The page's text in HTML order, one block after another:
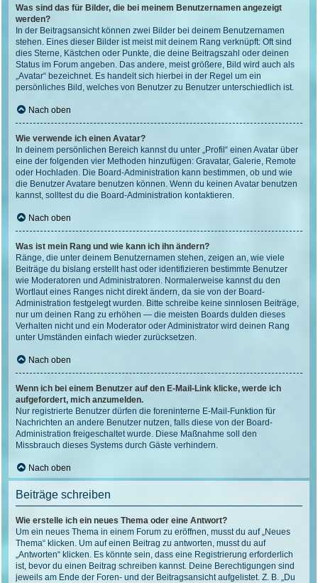
Was sind das für Bilder, die bei meinem Benutzernamen angezeigt
werden?
In der Beitragsansicht können zwei Bilder bei deinem Benutzernamen
stehen. Eines dieser Bilder ist meist mit deinem Rang verknüpft: Oft sind
dies Sterne, Kästchen oder Punkte, die deine Beitragszahl oder deinen
Status im Forum angeben. Das andere, meist größere, Bild wird auch als
„Avatar“ bezeichnet. Es handelt sich hierbei in der Regel um ein
persönliches Bild, welches von Benutzer zu Benutzer unterschiedlich ist.
Nach oben
Wie verwende ich einen Avatar?
In deinem persönlichen Bereich kannst du unter „Profil“ einen Avatar über
eine der folgenden vier Methoden hinzufügen: Gravatar, Galerie, Remote
oder Hochladen. Die Board-Administration kann bestimmen, ob und wie
die Benutzer Avatare benutzen können. Wenn du keinen Avatar benutzen
kannst, solltest du die Board-Administration kontaktieren.
Nach oben
Was ist mein Rang und wie kann ich ihn ändern?
Ränge, die unter deinem Benutzernamen stehen, zeigen an, wie viele
Beiträge du bislang erstellt hast oder identifizieren bestimmte Benutzer
wie Moderatoren und Administratoren. Normalerweise kannst du den
Wortlaut eines Ranges nicht direkt ändern, da sie von der Board-
Administration festgelegt wurden. Bitte schreibe keine sinnlosen Beiträge,
nur um deinen Rang zu erhöhen — die meisten Boards dulden dieses
Verhalten nicht und ein Moderator oder Administrator wird deinen Rang
unter Umständen einfach wieder zurücksetzen.
Nach oben
Wenn ich bei einem Benutzer auf den E-Mail-Link klicke, werde ich
aufgefordert, mich anzumelden.
Nur registrierte Benutzer dürfen die foreninterne E-Mail-Funktion für
Nachrichten an andere Benutzer nutzen, falls diese von der Board-
Administration freigeschaltet wurde. Diese Maßnahme soll den
Missbrauch dieses Systems durch Gäste verhindern.
Nach oben
Beiträge schreiben
Wie erstelle ich ein neues Thema oder eine Antwort?
Um ein neues Thema in einem Forum zu eröffnen, musst du auf „Neues
Thema“ klicken. Um auf einen Beitrag zu antworten, musst du auf
„Antworten“ klicken. Es könnte sein, dass eine Registrierung erforderlich
ist, bevor du einen Beitrag schreiben kannst. Deine Berechtigungen sind
jeweils am Ende der Foren- und der Beitragsansicht aufgelistet. Z. B. „Du